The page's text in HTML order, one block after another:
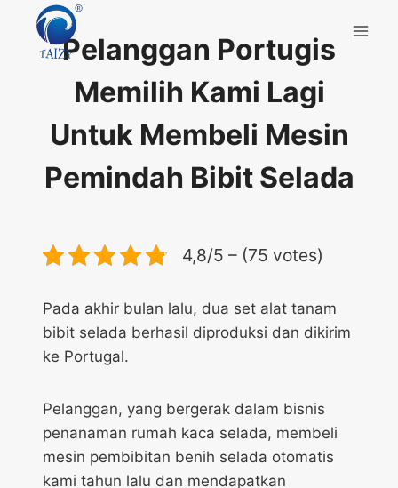
content Pelanggan Portugis
Memilih Kami Lagi
Untuk Membeli Mesin
Pemindah Bibit Selada
4,8/5 – (75 votes)
Pada akhir bulan lalu, dua set alat tanam
bibit selada berhasil diproduksi dan dikirim
ke Portugal.
Pelanggan, yang bergerak dalam bisnis
penanaman rumah kaca selada, membeli
mesin pembibitan benih selada otomatis
kami tahun lalu dan mendapatkan